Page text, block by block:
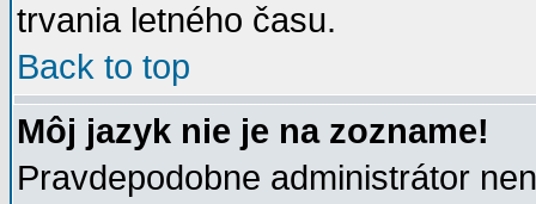
trvania letného času.
Back to top
Môj jazyk nie je na zozname!
Pravdepodobne administrátor